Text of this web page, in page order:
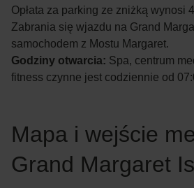
Opłata za parking ze zniżką wynosi
Zabrania się wjazdu na Grand
samochodem z Mostu Margaret.
Godziny otwarcia: Spa, centrum
fitness czynne jest codziennie od
Mapa i wejście
Grand Margaret